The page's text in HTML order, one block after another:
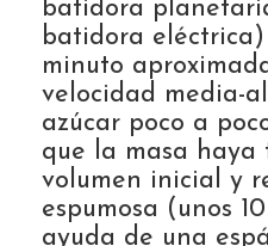
batidora
batidora
minuto
velocidad media-
azúcar poco a
que la masa haya
volumen inicial y
espumosa (unos
ayuda de una